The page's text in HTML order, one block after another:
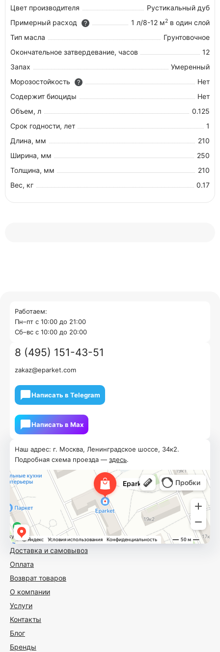
Цвет производителя
Рустикальный дуб
Примерный расход
? 1 л/8-12 м2 в один слой
Тип масла
Грунтовочное
Окончательное затвердевание, часов
12
Запах
Умеренный
Морозостойкость
?
Нет
Содержит биоциды
Нет
Объем, л
0.125
Срок годности, лет
1
Длина, мм
210
Ширина, мм
250
Толщина, мм
210
Вес, кг
0.17
Доставка и самовывоз
Оплата
Возврат товаров
О компании
Услуги
Контакты
Блог
Бренды
Наш адрес: г. Москва, Ленинградское шоссе, 34к2.
Подробная схема проезда — здесь.
Работаем:
Пн–пт с 10:00 до 21:00
Cб–вс с 10:00 до 20:00
8 (495) 151-43-51
zakaz@eparket.com
Написать в Telegram
Написать в Мах